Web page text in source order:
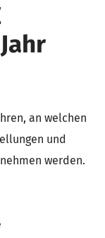
an welchen
und
werden.